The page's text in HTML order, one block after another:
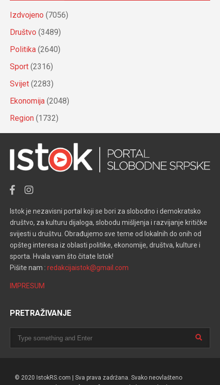
Izdvojeno (7056)
Društvo (3489)
Politika (2640)
Sport (2316)
Svijet (2283)
Ekonomija (2048)
Region (1732)
Istok je nezavisni portal koji se bori za slobodno i demokratsko
društvo, za kulturu dijaloga, slobodu mišljenja i razvijanje kritičke
svijesti u društvu. Obrađujemo sve teme od lokalnih do onih od
opšteg interesa iz oblasti politike, ekonomije, društva, kulture i
sporta. Hvala vam što čitate Istok!
Pišite nam : redakcijaistok@gmail.com
IMPRESUM
PRETRAŽIVANJE
© 2020 IstokRS.com | Sva prava zadržana. Svako neovlašteno